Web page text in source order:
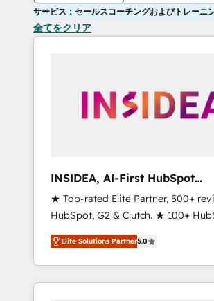
サービス：セールスコーチングおよびトレーニ
全てをクリア
INSIDEA, AI-First HubSpot
Onboarding & RevOps
★ Top-rated Elite Partner, 500+
HubSpot, G2 & Clutch. ★ 100+
Certified Experts & Trainers across
★ 1,500+ implementations across
continents ★ AI-First, RevOps-led,
Onboarding obsessed ★
Elite Solutions Partner5.0